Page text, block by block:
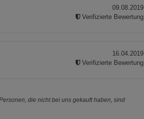
09.08.2019
Verifizierte Bewertung
16.04.2019
Verifizierte Bewertung
die nicht bei uns gekauft haben, sind